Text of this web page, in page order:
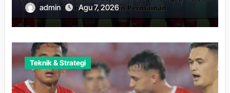
admin Agu 7, 2026
Teknik & Strategi